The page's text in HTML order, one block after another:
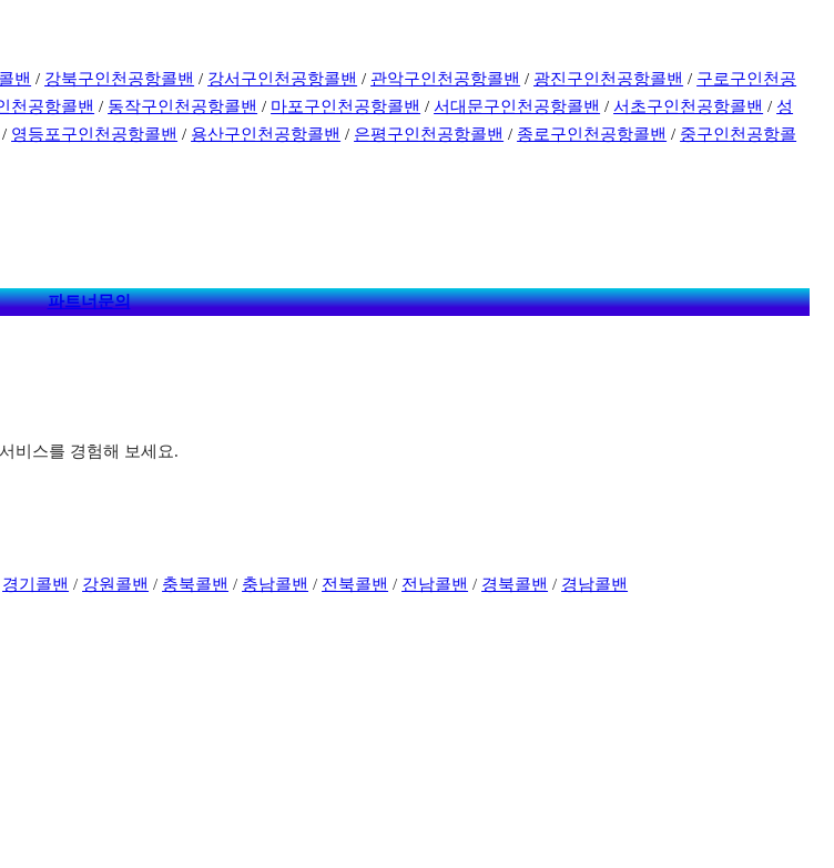
밴 / 강북구인천공항콜밴 / 강서구인천공항콜밴 / 관악구인천공항콜밴 / 광진구인천공항콜밴 / 구로구인천공
천공항콜밴 / 동작구인천공항콜밴 / 마포구인천공항콜밴 /서대문구인천공항콜밴 /서초구인천공항콜밴 / 성
/ 영등포구인천공항콜밴 / 용산구인천공항콜밴 / 은평구인천공항콜밴 / 종로구인천공항콜밴 / 중구인천공항콜
파트너문의
비스를 경험해 보세요.
경기콜밴 / 강원콜밴 / 충북콜밴 / 충남콜밴 / 전북콜밴 / 전남콜밴 / 경북콜밴 / 경남콜밴